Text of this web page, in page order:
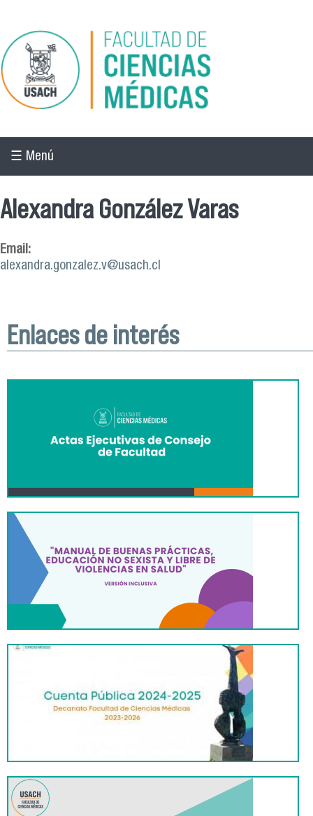
Pasar al contenido principal
☰ Menú
Alexandra González Varas
Email:
alexandra.gonzalez.v@usach.cl
Enlaces de interés